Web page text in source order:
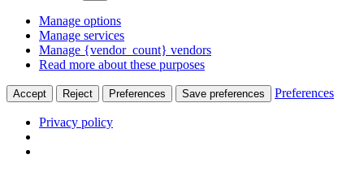
Manage options
Manage services
Manage {vendor_count} vendors
Read more about these purposes
Accept Reject Preferences Save preferences Preferences
Privacy policy